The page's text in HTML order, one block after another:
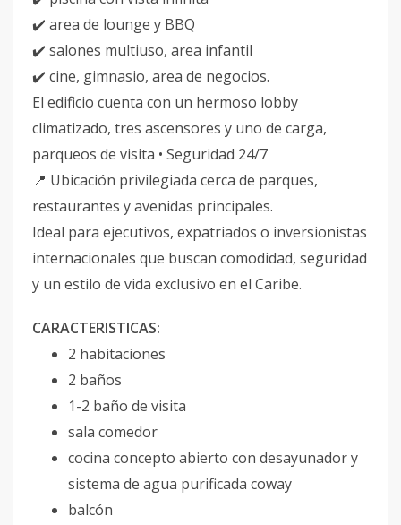
✔️ area de lounge y BBQ
✔️ salones multiuso, area infantil
✔️ cine, gimnasio, area de negocios.
El edificio cuenta con un hermoso lobby
climatizado, tres ascensores y uno de carga,
parqueos de visita • Seguridad 24/7
📍 Ubicación privilegiada cerca de parques,
restaurantes y avenidas principales.
Ideal para ejecutivos, expatriados o inversionistas
internacionales que buscan comodidad, seguridad
y un estilo de vida exclusivo en el Caribe.
CARACTERISTICAS:
2 habitaciones
2 baños
1-2 baño de visita
sala comedor
cocina concepto abierto con desayunador y
sistema de agua purificada coway
balcón